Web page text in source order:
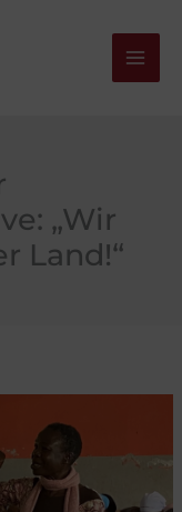
„Wir
Land!“